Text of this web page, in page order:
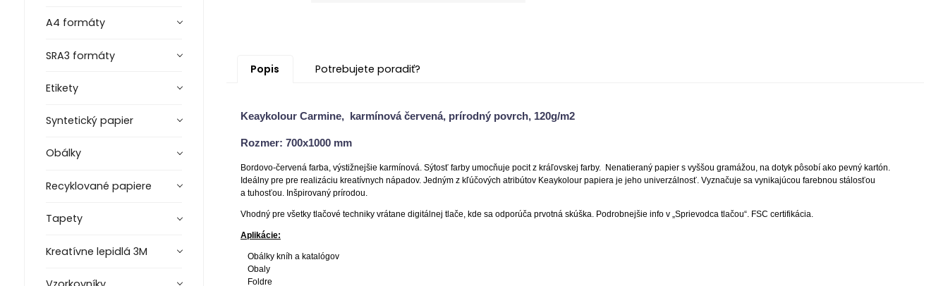
A4 formáty
SRA3 formáty
Etikety
Syntetický papier
Obálky
Recyklované papiere
Tapety
Kreatívne lepidlá 3M
Popis Potrebujete poradiť?
Keaykolour Carmine, karmínová červená, prírodný povrch, 120g/m2
Rozmer: 700x1000 mm
Bordovo-červená farba, výstižnejšie karmínová. Sýtosť farby umocňuje pocit z kráľovskej farby. Nenatieraný papier s vyššou gramážou, na dotyk pôsobí ako pevný kartón.
Ideálny pre pre realizáciu kreatívnych nápadov. Jedným z kľúčových atribútov Keaykolour papiera je jeho univerzálnosť. Vyznačuje sa vynikajúcou farebnou stálosťou
a tuhosťou. I nšpirovaný prírodou.
Vhodný pre všetky tlačové techniky vrátane digitálnej tlače, kde sa odporúča prvotná skúška. Podrobnejšie info v „Sprievodca tlačou“. FSC certifikácia.
Aplikácie:
Obálky kníh a katalógov
Obaly
Foldre